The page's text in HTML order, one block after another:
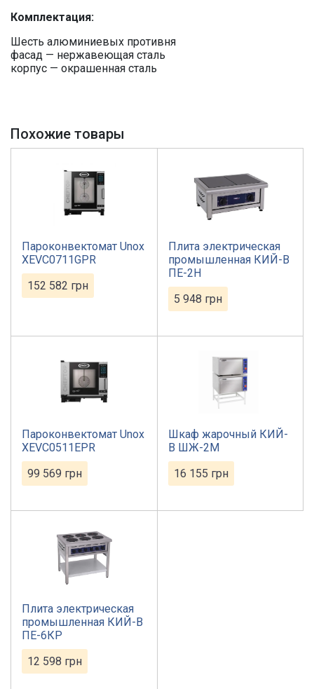
Комплектация:
Шесть алюминиевых противня
фасад — нержавеющая сталь
корпус — окрашенная сталь
Похожие товары
Пароконвектомат Unox
XEVC0711GPR
152 582 грн
Плита электрическая
промышленная КИЙ-В
ПЕ-2Н
5 948 грн
Пароконвектомат Unox
XEVC0511EPR
99 569 грн
Шкаф жарочный КИЙ-
В ШЖ-2М
16 155 грн
Плита электрическая
промышленная КИЙ-В
ПЕ-6КР
12 598 грн